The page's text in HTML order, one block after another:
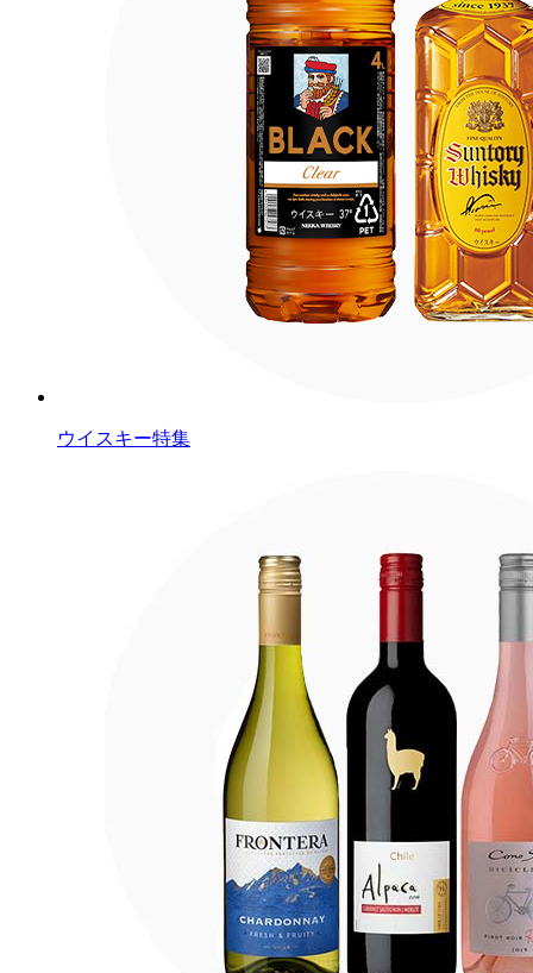
ウイスキー特集